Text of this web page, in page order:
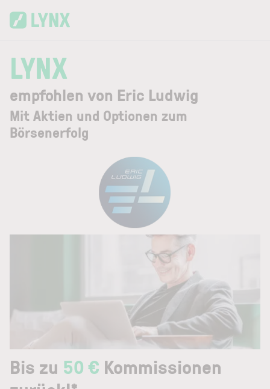
LYNX
empfohlen von Eric Ludwig
Mit Aktien und Optionen zum
Börsenerfolg
Bis zu 50 € Kommissionen